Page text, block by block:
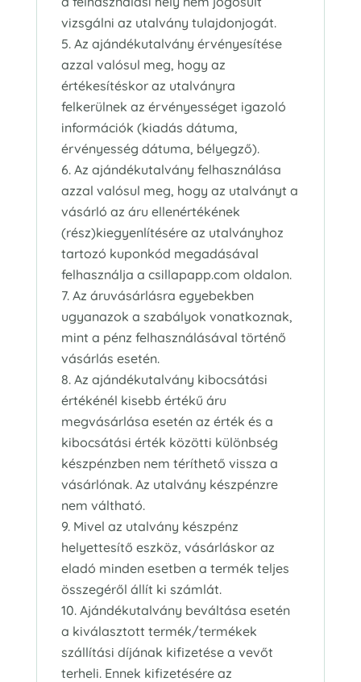
vizsgálni az utalvány tulajdonjogát.
Az ajándékutalvány érvényesítése
azzal valósul meg, hogy az
értékesítéskor az utalványra
felkerülnek az érvényességet igazoló
információk (kiadás dátuma,
érvényesség dátuma, bélyegző).
Az ajándékutalvány felhasználása
azzal valósul meg, hogy az utalványt a
vásárló az áru ellenértékének
(rész)kiegyenlítésére az utalványhoz
tartozó kuponkód megadásával
felhasználja a csillapapp.com oldalon.
Az áruvásárlásra egyebekben
ugyanazok a szabályok vonatkoznak,
mint a pénz felhasználásával történő
vásárlás esetén.
Az ajándékutalvány kibocsátási
értékénél kisebb értékű áru
megvásárlása esetén az érték és a
kibocsátási érték közötti különbség
készpénzben nem téríthető vissza a
vásárlónak. Az utalvány készpénzre
nem váltható.
Mivel az utalvány készpénz
helyettesítő eszköz, vásárláskor az
eladó minden esetben a termék teljes
összegéről állít ki számlát.
Ajándékutalvány beváltása esetén
a kiválasztott termék/termékek
szállítási díjának kifizetése a vevőt
terheli. Ennek kifizetésére az